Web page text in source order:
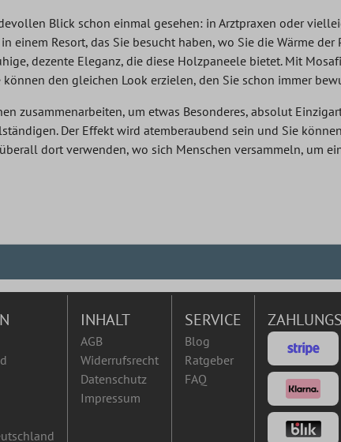
Blick schon einmal gesehen: in Arztpraxen oder
einem Resort, das Sie besucht haben, wo Sie die Wärme
dezente Eleganz, die diese Holzpaneele bietet. Mit
können den gleichen Look erzielen, den Sie schon immer
zusammenarbeiten, um etwas Besonderes, absolut
Der Effekt wird atemberaubend sein und Sie
dort verwenden, wo sich Menschen versammeln, um
INHALT
AGB
Widerrufsrecht
Datenschutz
Impressum
SERVICE
Blog
Ratgeber
FAQ